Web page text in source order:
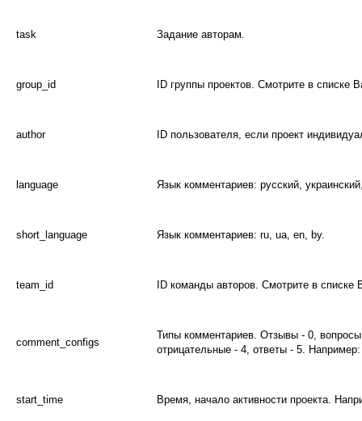
task Задание авторам.
group_id ID группы проектов. Смотрите в списке
author ID пользователя, если проект
language Язык комментариев: русский,
short_language Язык комментариев: ru, ua, en, by.
team_id ID команды авторов. Смотрите в
comment_configs
Типы комментариев. Отзывы - 0,
отрицательные - 4, ответы - 5.
start_time Время, начало активности проекта.